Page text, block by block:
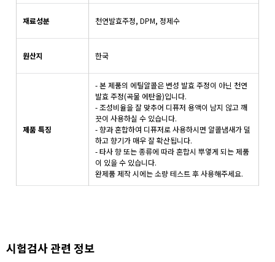
재료성분 천연발효주정, DPM, 정제수
원산지 한국
제품 특징
- 본 제품의 에틸알콜은 변성 발효 주정이 아닌 천연
발효 주정(곡물 에탄올)입니다.
- 조성비율을 잘 맞추어 디퓨저 용액이 남지 않고 깨
끗이 사용하실 수 있습니다.
- 향과 혼합하여 디퓨저로 사용하시면 알콜냄새가 덜
하고 향기가 매우 잘 확산됩니다.
- 타사 향 또는 종류에 따라 혼합시 뿌옇게 되는 제품
이 있을 수 있습니다.
완제품 제작 시에는 소량 테스트 후 사용해주세요.
시험검사 관련 정보